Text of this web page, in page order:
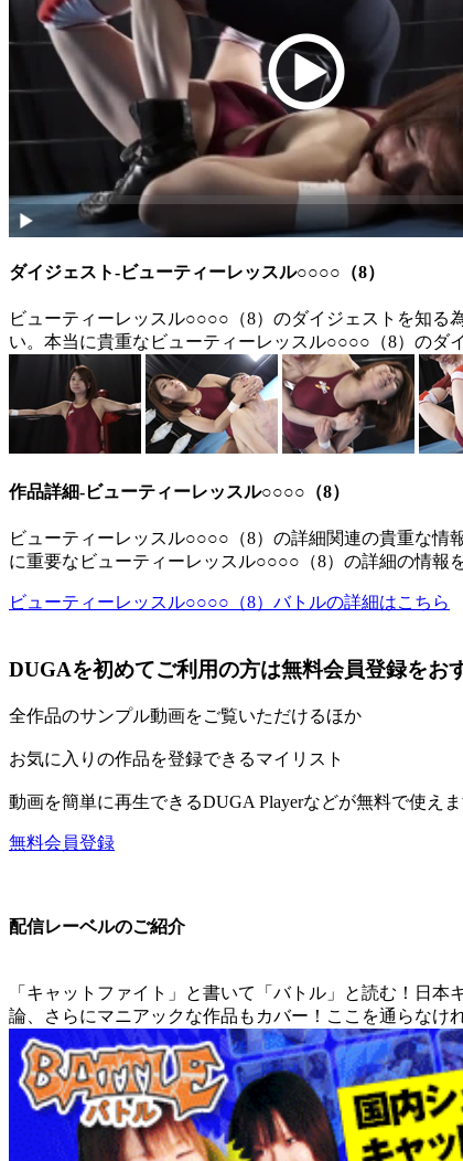
ダイジェスト-ビューティーレッスル○○○○（8）
ビューティーレッスル○○○○（8）のダイジェストを知
い。本当に貴重なビューティーレッスル○○○○（8）のダ
作品詳細-ビューティーレッスル○○○○（8）
ビューティーレッスル○○○○（8）の詳細関連の貴重な
に重要なビューティーレッスル○○○○（8）の詳細の情報
ビューティーレッスル○○○○（8）バトルの詳細はこちら
DUGAを初めてご利用の方は無料会員登録をお
全作品のサンプル動画をご覧いただけるほか
お気に入りの作品を登録できるマイリスト
動画を簡単に再生できるDUGA Playerなどが無料で使えま
無料会員登録
配信レーベルのご紹介
「キャットファイト」と書いて「バトル」と読む！日
論、さらにマニアックな作品もカバー！ここを通らなけ